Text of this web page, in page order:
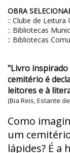
OBRA
:: Clube de Leitura
:: Bibliotecas
:: Bibliotecas
"Livro inspirado
cemitério é
leitores e à
(Bia Reis, Estante
Como
um
lápides? É a